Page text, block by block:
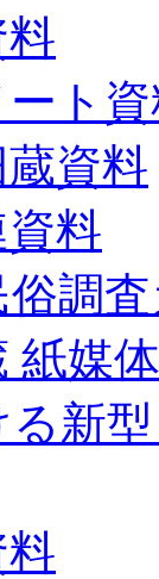
ト
資料
料
調査
紙媒
る新